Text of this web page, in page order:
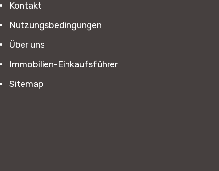
Kontakt
Nutzungsbedingungen
Über uns
Immobilien-Einkaufsführer
Sitemap